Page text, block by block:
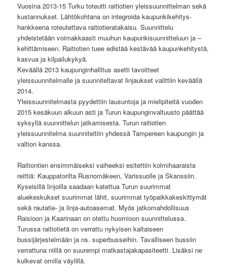
Vuosina 2013-15 Turku toteutti raitiotien yleissuunnittelman sekä
kustannukset. Lähtökohtana on integroida kaupunkikehitys-
hankkeena roteutettava raitiotieratakaisu. Suunnittelu
yhdeistetään voimakkaasti muuhun kaupunkisuunnitteluun ja –
kehittämiseen. Raitiotien tuee edistää kestävää kaupunkehitystä,
kasvua ja kilpailukykyä.
Keväällä 2013 kaupunginhallitus asetti tavoitteet
yleissuunnitelmalle ja suunniteltavat linjaukset valittiin keväällä
2014.
Yleissuunnitelmasta pyydettiin lausuntoja ja mielipiteitä vuoden
2015 kesäkuun alkuun asti ja Turun kaupunginvaltuusto päättää
syksyllä suunnittelun jatkamisesta. Turun raitiotien
yleissuunnitelma suunniteltiin yhdessä Tampereen kaupungin ja
valtion kanssa.
Raitiontien ensimmäiseksi vaiheeksi esitettiin kolmihaaraista
reittiä: Kauppatorilta Rusnomäkeen, Varissuolle ja Skanssiin.
Kyseisillä linjoilla saadaan katettua Turun suurimmat
aluekeskukset suurimmat lähit, suurimmat työpaikkakeskittymät
sekä rautatie- ja linja-autoasemat. Myös jatkomahdollisuus
Raisioon ja Kaarinaan on otettu huomioon suunnittelussa.
Turussa raitiotietä on verrattu nykyisen kaltaiseen
bussijärjestelmään ja ns. superbusseihin. Tavalliseen bussiin
verrattuna niillä on suurempi matkastajakapasiteetti. Lisäksi ne
kulkevat omilla väylillä.